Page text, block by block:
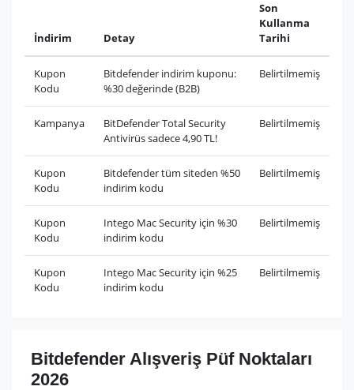
İndirim Detay
Son
Kullanma
Tarihi
Kupon
Kodu
Bitdefender indirim kuponu:
%30 değerinde (B2B)
Belirtilmemiş
Kampanya
BitDefender Total Security
Antivirüs sadece 4,90 TL!
Belirtilmemiş
Kupon
Kodu
Bitdefender tüm siteden %50
indirim kodu
Belirtilmemiş
Kupon
Kodu
Intego Mac Security için %30
indirim kodu
Belirtilmemiş
Kupon
Kodu
Intego Mac Security için %25
indirim kodu
Belirtilmemiş
Bitdefender Alışveriş Püf Noktaları
2026